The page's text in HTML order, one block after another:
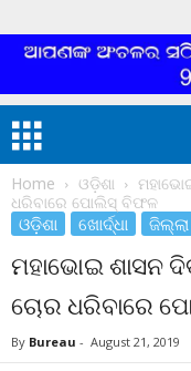
Home ଓଡ଼ିଶା
ଧରିବାରେ ପୋଲିସ୍ ବିଫଳ
ଓଡ଼ିଶା ଖୋର୍ଦ୍ଧା
ମହାଭୋଇ ଶାସନ
ଚୋର ଧରିବାରେ
By Bureau - August 21, 2019